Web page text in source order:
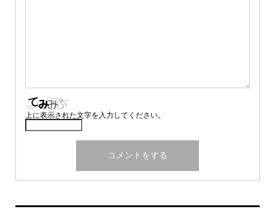
上に表示された文字を入力してください。